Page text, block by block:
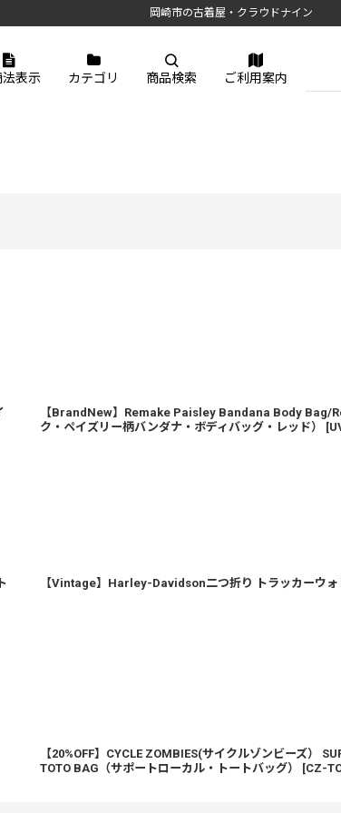
岡崎市の古着屋・クラウドナイン
法表示 カテゴリ 商品検索 ご利用案内
絞り込む
【BrandNew】Remake Paisley Bandana Body Bag/
ク・ペイズリー柄バンダナ・ボディバッグ・レッド）
[
【Vintage】Harley-Davidson二つ折り トラッカーウォ
【20%OFF】CYCLE ZOMBIES(サイクルゾンビーズ）
TOTO BAG（サポートローカル・トートバッグ）
[CZ-